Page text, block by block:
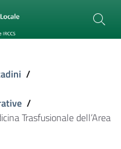
/
/
Trasfusionale dell’Area